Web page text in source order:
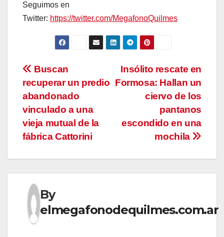
Seguimos en
Twitter: https://twitter.com/MegafonoQuilmes
Navegación
de
entradas
Insólito rescate en
Formosa: Hallan un
ciervo de los
pantanos
escondido en una
mochila
Buscan
recuperar un predio
abandonado
vinculado a una
vieja mutual de la
fábrica Cattorini
By
elmegafonodequilmes.com.ar